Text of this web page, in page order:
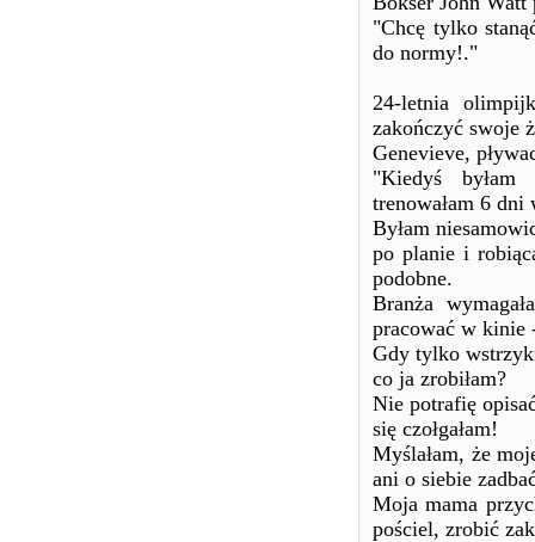
"Chcę tylko
do normy!."
24-letnia
zakończyć swoje
Genevieve,
"Kiedyś byłam
trenowałam 6
Byłam
po planie i
podobne.
Branża
pracować w kinie
Gdy tylko
co ja zrobiłam?
Nie potrafię
się czołgałam!
Myślałam, że
ani o siebie
Moja mama
pościel, zrobić